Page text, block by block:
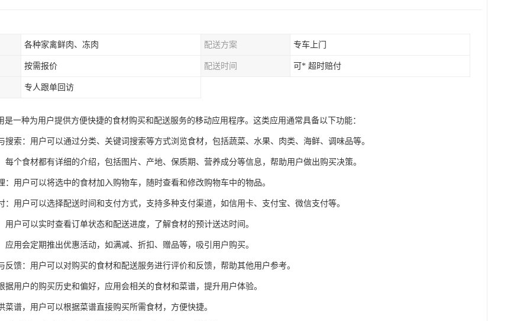
各种家禽鲜肉、冻肉 配送方案 专车上门
按需报价 配送时间 可* 超时赔付
专人跟单回访
是一种为用户提供方便快捷的食材购买和配送服务的移动应用程序。这类应用通常具备以下功能：
搜索：用户可以通过分类、关键词搜索等方式浏览食材，包括蔬菜、水果、肉类、海鲜、调味品等。
每个食材都有详细的介绍，包括图片、产地、保质期、营养成分等信息，帮助用户做出购买决策。
：用户可以将选中的食材加入购物车，随时查看和修改购物车中的物品。
：用户可以选择配送时间和支付方式，支持多种支付渠道，如信用卡、支付宝、微信支付等。
用户可以实时查看订单状态和配送进度，了解食材的预计送达时间。
应用会定期推出优惠活动，如满减、折扣、赠品等，吸引用户购买。
反馈：用户可以对购买的食材和配送服务进行评价和反馈，帮助其他用户参考。
据用户的购买历史和偏好，应用会相关的食材和菜谱，提升用户体验。
菜谱，用户可以根据菜谱直接购买所需食材，方便快捷。